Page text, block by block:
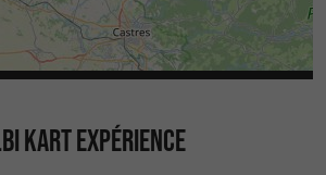
KART EXPÉRIENCE